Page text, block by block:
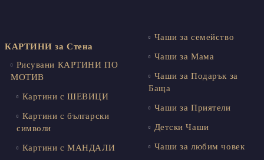
КАРТИНИ за Стена
Рисувани КАРТИНИ ПО
МОТИВ
Картини с ШЕВИЦИ
Картини с български
символи
Картини с МАНДАЛИ
Чаши за семейство
Чаши за Мама
Чаши за Подарък за
Баща
Чаши за Приятели
Детски Чаши
Чаши за любим човек